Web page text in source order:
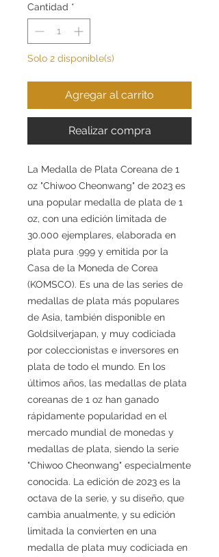
Cantidad *
Solo 2 disponible(s)
Agregar al carrito
Realizar compra
La Medalla de Plata Coreana de 1
oz "Chiwoo Cheonwang" de 2023 es
una popular medalla de plata de 1
oz, con una edición limitada de
30.000 ejemplares, elaborada en
plata pura .999 y emitida por la
Casa de la Moneda de Corea
(KOMSCO). Es una de las series de
medallas de plata más populares
de Asia, también disponible en
Goldsilverjapan, y muy codiciada
por coleccionistas e inversores en
plata de todo el mundo. En los
últimos años, las medallas de plata
coreanas de 1 oz han ganado
rápidamente popularidad en el
mercado mundial de monedas y
medallas de plata, siendo la serie
"Chiwoo Cheonwang" especialmente
conocida. La edición de 2023 es la
octava de la serie, y su diseño, que
cambia anualmente, y su edición
limitada la convierten en una
medalla de plata muy codiciada en